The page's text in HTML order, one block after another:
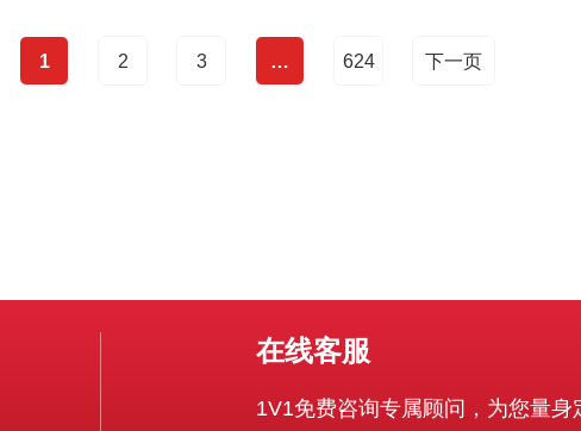
1 2 3 … 624 下一页
在线客服
1V1免费咨询专属顾问，为您量身